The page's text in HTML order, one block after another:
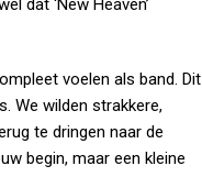
dat ‘New Heaven’
voelen als band. Dit
We wilden strakkere,
te dringen naar de
begin, maar een kleine